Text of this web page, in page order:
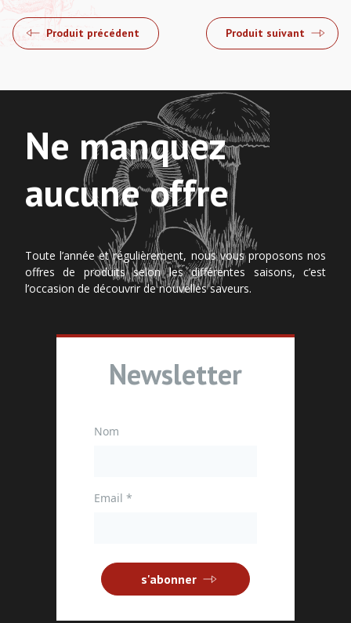
Produit précédent Produit suivant
Ne manquez
aucune offre
Toute l’année et régulièrement, nous vous proposons nos
offres de produits selon les différentes saisons, c’est
l’occasion de découvrir de nouvelles saveurs.
Newsletter
Nom
Email *
s'abonner